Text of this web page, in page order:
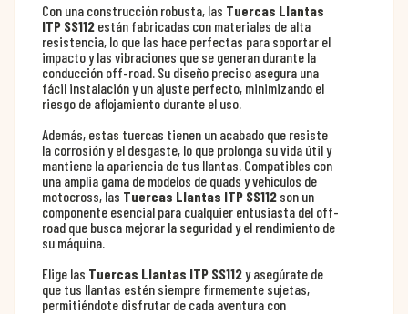
Con una construcción robusta, las Tuercas Llantas
ITP SS112 están fabricadas con materiales de alta
resistencia, lo que las hace perfectas para soportar el
impacto y las vibraciones que se generan durante la
conducción off-road. Su diseño preciso asegura una
fácil instalación y un ajuste perfecto, minimizando el
riesgo de aflojamiento durante el uso.
Además, estas tuercas tienen un acabado que resiste
la corrosión y el desgaste, lo que prolonga su vida útil y
mantiene la apariencia de tus llantas. Compatibles con
una amplia gama de modelos de quads y vehículos de
motocross, las Tuercas Llantas ITP SS112 son un
componente esencial para cualquier entusiasta del off-
road que busca mejorar la seguridad y el rendimiento de
su máquina.
Elige las Tuercas Llantas ITP SS112y asegúrate de
que tus llantas estén siempre firmemente sujetas,
permitiéndote disfrutar de cada aventura con